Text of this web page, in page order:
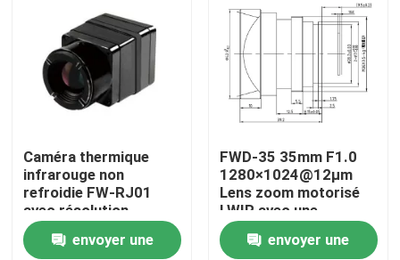
Produits
Vidéos
Caméra thermique
infrarouge non
refroidie FW-RJ01
avec résolution
640×512, pas de pixel
de 12 µm et NETD ≤40
envoyer une
FWD-35 35mm F1.0
1280×1024@12μm
Lens zoom motorisé
LWIR avec une
longueur d'onde de 8 à
12 μm pour l'imagerie
envoyer une